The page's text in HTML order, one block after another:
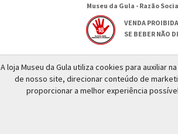
Museu da Gula - Razão
VENDA
SE BEBER NÃO
Rua
© 2026 -
A loja Museu da Gula utiliza cookies para auxiliar
de nosso site, direcionar conteúdo de
proporcionar a melhor experiência